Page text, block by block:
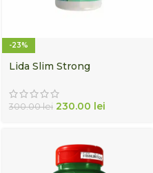
-23%
Lida Slim Strong
300.00lei 230.00 lei